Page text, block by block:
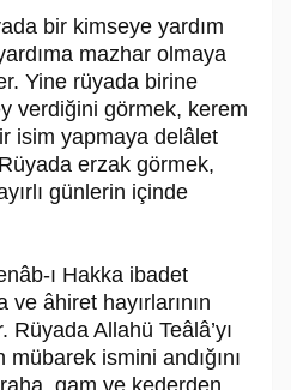
bir kimseye yardım
mazhar olmaya
Yine rüyada birine
verdiğini görmek, kerem
isim yapmaya delâlet
erzak görmek,
günlerin içinde
ı Hakka ibadet
âhiret hayırlarının
Allahü Teâlâ’yı
ismini andığını
gam ve kederden